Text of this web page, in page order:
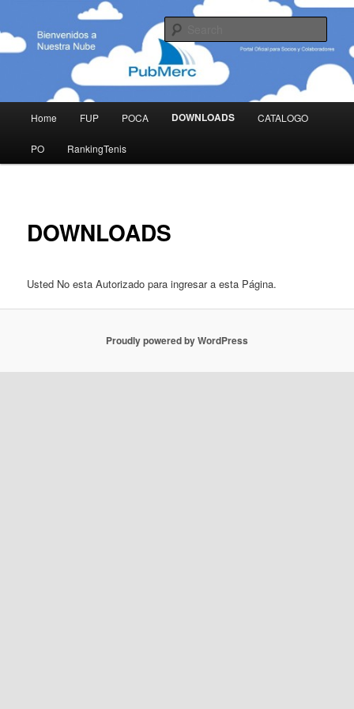
primary
content
Portal de Grupo PubMerc
Privado, para uso de personas Autorizadas Unicamente.
Home FUP POCA DOWNLOADS CATALOGO
PO RankingTenis
DOWNLOADS
Usted No esta Autorizado para ingresar a esta Página.
Proudly powered by WordPress